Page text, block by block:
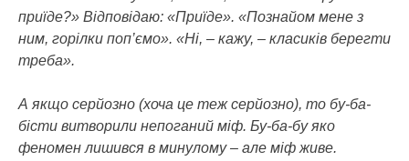
приїде?» Відповідаю: «Приїде». «Познайом мене з
ним, горілки поп’ємо». «Ні, – кажу, – класиків берегти
треба».
А якщо серйозно (хоча це теж серйозно), то бу-ба-
бісти витворили непоганий міф. Бу-ба-бу яко
феномен лишився в минулому – але міф живе.